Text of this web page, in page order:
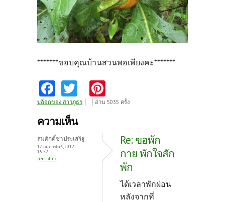
*******ขอบคุณบ้านสวนพอเพียงคะ*******
Fa
ce
b
o
o
k
w
itt
er
nt
t
บล็อกของ สาวภูธร อ่าน 5035 ครั้ง
ความเห็น
สมศักดิ์ชาประเสริฐ
17 กุมภาพันธ์, 2012 -
15:52
permalink
Re: ขอพัก
กาย พักใจสัก
พัก
ได้เวลาพักผ่อน
หลังจากที่